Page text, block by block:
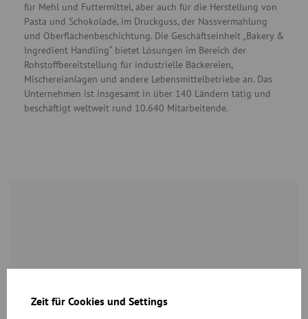
Zeit für Cookies und Settings
für Mehl und Futtermittel, aber auch für die Herstellung von
Pasta und Schokolade, im Druckguss, der Nassvermahlung
und Oberflächenbeschichtung. Die Geschäftseinheit „Bakery &
Ingredient Handling“ bietet Lösungen im Bereich der
Rohstoffbereitstellung für industrielle Bäckereien,
Mischereianlagen und andere Lebensmittelbetriebe an. Das
Unternehmen ist insgesamt in über 140 Ländern tätig und
beschäftigt weltweit rund 10.640 Mitarbeitende.